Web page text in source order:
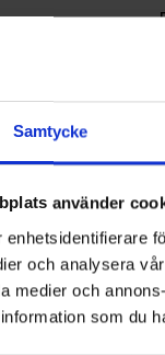
Samtycke
använder
enhetsidentifierare
och analysera
medier och
som du
FM